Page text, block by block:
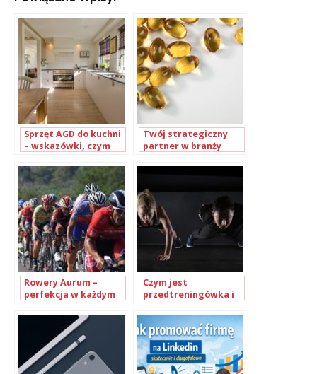
Sprzęt AGD do kuchni
– wskazówki, czym
wyborze
Twój strategiczny
partner w branży
dlaczego warto
współpracę z Olivit?
Rowery Aurum –
perfekcja w każdym
Czym jest
przedtreningówka i
korzystać?